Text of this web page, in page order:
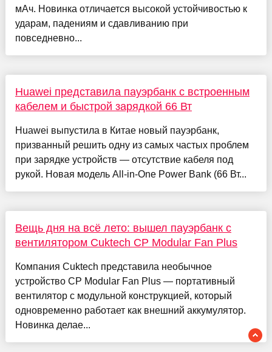
мАч. Новинка отличается высокой устойчивостью к
ударам, падениям и сдавливанию при
повседневно...
Huawei представила пауэрбанк с встроенным
кабелем и быстрой зарядкой 66 Вт
Huawei выпустила в Китае новый пауэрбанк,
призванный решить одну из самых частых проблем
при зарядке устройств — отсутствие кабеля под
рукой. Новая модель All-in-One Power Bank (66 Вт...
Вещь дня на всё лето: вышел пауэрбанк с
вентилятором Cuktech CP Modular Fan Plus
Компания Cuktech представила необычное
устройство CP Modular Fan Plus — портативный
вентилятор с модульной конструкцией, который
одновременно работает как внешний аккумулятор.
Новинка делае...